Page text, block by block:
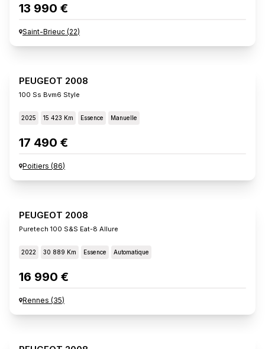
13 990 €
Saint-Brieuc (22)
PEUGEOT 2008
100 Ss Bvm6 Style
2025 15 423 Km Essence Manuelle
17 490 €
Poitiers (86)
PEUGEOT 2008
Puretech 100 S&s Eat-8 Allure
2022 30 889 Km Essence Automatique
16 990 €
Rennes (35)